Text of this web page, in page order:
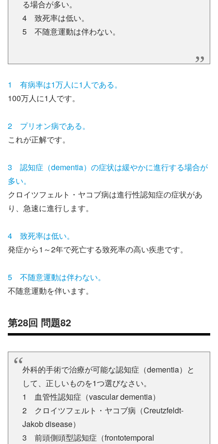
る場合が多い。
4 致死率は低い。
5 不随意運動は伴わない。
1 有病率は1万人に1人である。
100万人に1人です。
2 プリオン病である。
これが正解です。
3 認知症（dementia）の症状は緩やかに進行する場合が
多い。
クロイツフェルト・ヤコブ病は進行性認知症の症状があ
り、急速に進行します。
4 致死率は低い。
発症から1～2年で死亡する致死率の高い疾患です。
5 不随意運動は伴わない。
不随意運動を伴います。
第28回 問題82
外科的手術で治療が可能な認知症（dementia）と
して、正しいものを1つ選びなさい。
1 血管性認知症（vascular dementia）
2 クロイツフェルト・ヤコブ病（Creutzfeldt-
Jakob disease）
3 前頭側頭型認知症（frontotemporal